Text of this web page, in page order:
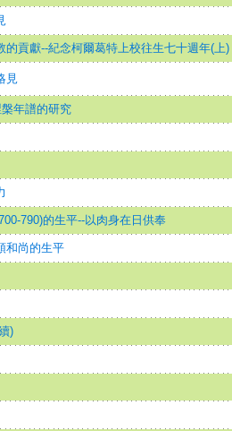
的貢獻--紀念柯爾葛特上校往生七十週年(上)
見
年譜的研究
790)的生平--以肉身在日供奉
和尚的生平
)